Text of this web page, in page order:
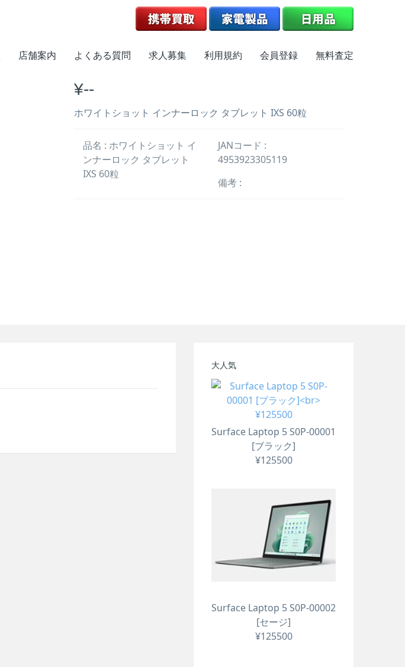
店舗案内 よくある質問 求人募集 利用規約 会員登録 無料査定
¥--
ホワイトショット インナーロック タブレット IXS 60粒
品名 : ホワイトショット イ
ンナーロック タブレット
IXS 60粒
JANコード :
4953923305119
備考 :
大人気
Surface Laptop 5 S0P-00001
[ブラック]
¥125500
Surface Laptop 5 S0P-00002
[セージ]
¥125500